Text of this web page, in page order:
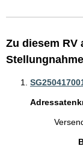
Zu diesem RV